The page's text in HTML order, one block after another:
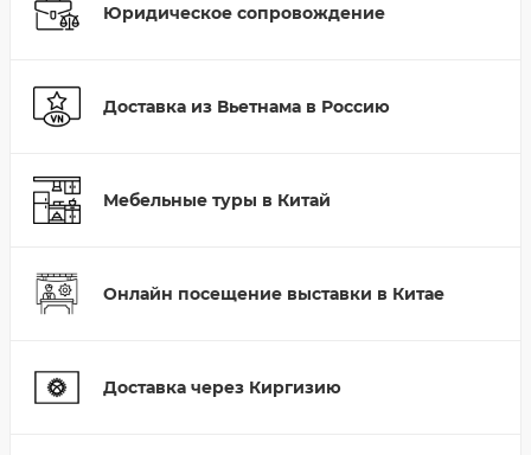
Юридическое сопровождение
Доставка из Вьетнама в Россию
Мебельные туры в Китай
Онлайн посещение выставки в Китае
Доставка через Киргизию